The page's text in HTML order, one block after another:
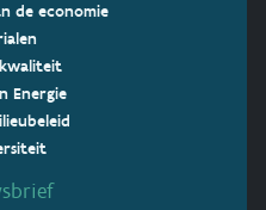
de economie
Energie